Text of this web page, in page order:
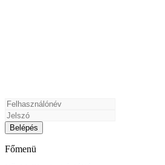
Főmenü